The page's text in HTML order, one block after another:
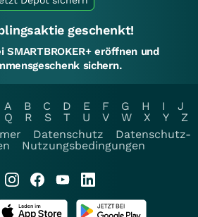
geschenkt!
eröffnen und
sichern.
A B C D E F G H I
J
Q R S T U V W X Y
Z
Datenschutz
Datenschutz-
Nutzungsbedingungen